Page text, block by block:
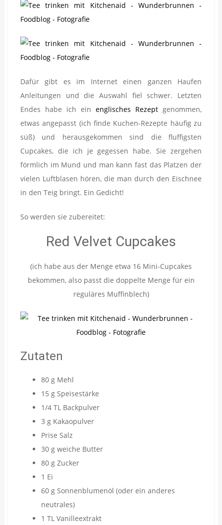
Dafür gibt es im Internet einen ganzen Haufen
Anleitungen und die Auswahl fiel schwer. Letzten
Endes habe ich ein englisches Rezept genommen,
etwas angepasst (ich finde Kuchen-Rezepte häufig zu
süß) und herausgekommen sind die fluffigsten
Cupcakes, die ich je gegessen habe. Sie zergehen
förmlich im Mund und man kann fast das Platzen der
vielen Luftblasen hören, die man durch den Eischnee
in den Teig bringt. Ein Gedicht!
So werden sie zubereitet:
Red Velvet Cupcakes
(ich habe aus der Menge etwa 16 Mini-Cupcakes
bekommen, also passt die doppelte Menge für ein
reguläres Muffinblech)
Zutaten
80 g Mehl
15 g Speisestärke
1/4 TL Backpulver
3 g Kakaopulver
Prise Salz
30 g weiche Butter
80 g Zucker
1 Ei
60 g Sonnenblumenöl (oder ein anderes
neutrales)
1 TL Vanilleextrakt